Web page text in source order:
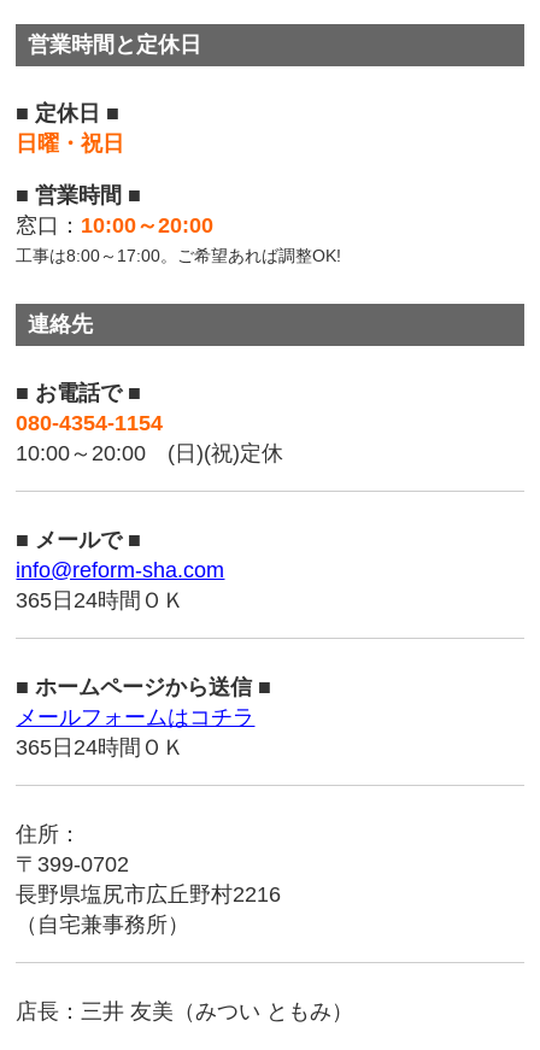
営業時間と定休日
■ 定休日 ■
日曜・祝日
■ 営業時間 ■
窓口： 10:00～20:00
工事は8:00～17:00。ご希望あれば調整OK!
連絡先
■ お電話で ■
080-4354-1154
10:00～20:00 (日)(祝)定休
■ メールで ■
info@reform-sha.com
365日24時間ＯＫ
■ ホームページから送信 ■
メールフォームはコチラ
365日24時間ＯＫ
住所：
〒399-0702
長野県塩尻市広丘野村2216
（自宅兼事務所）
店長：三井 友美（みつい ともみ）